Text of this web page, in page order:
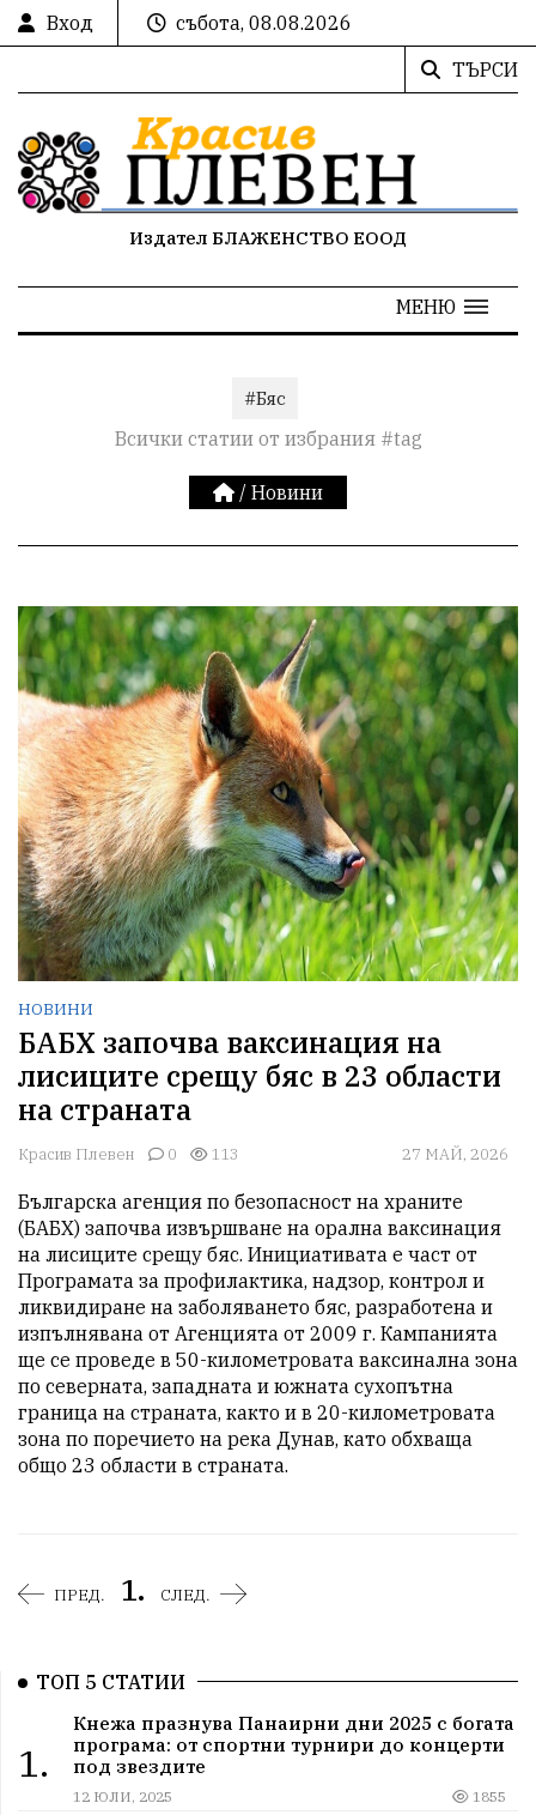
Вход
събота, 08.08.2026
ТЪРСИ
Издател БЛАЖЕНСТВО ЕООД
МЕНЮ
#Бяс
Всички статии от избрания #tag
/ Новини
НОВИНИ
БАБХ започва ваксинация на
лисиците срещу бяс в 23 области
на страната
Красив Плевен 0 113 27 МАЙ, 2026
Българска агенция по безопасност на храните
(БАБХ) започва извършване на орална ваксинация
на лисиците срещу бяс. Инициативата е част от
Програмата за профилактика, надзор, контрол и
ликвидиране на заболяването бяс, разработена и
изпълнявана от Агенцията от 2009 г. Кампанията
ще се проведе в 50-километровата ваксинална зона
по северната, западната и южната сухопътна
граница на страната, както и в 20-километровата
зона по поречието на река Дунав, като обхваща
общо 23 области в страната.
ПРЕД. 1. СЛЕД.
ТОП 5 СТАТИИ
1.
Кнежа празнува Панаирни дни 2025 с богата
програма: от спортни турнири до концерти
под звездите
12 ЮЛИ, 2025 1855